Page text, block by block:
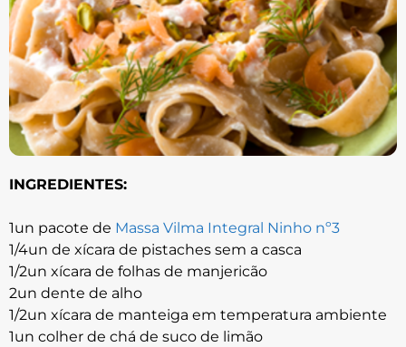
INGREDIENTES:
1un pacote de Massa Vilma Integral Ninho nº3
1/4un de xícara de pistaches sem a casca
1/2un xícara de folhas de manjericão
2un dente de alho
1/2un xícara de manteiga em temperatura ambiente
1un colher de chá de suco de limão